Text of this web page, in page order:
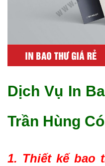
Dịch Vụ In
Trần Hùng
1. Thiết kế bao